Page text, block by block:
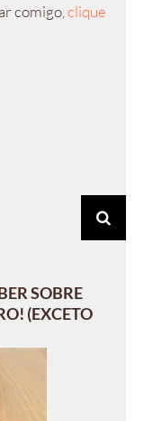
comigo, clique
SOBRE
(EXCETO